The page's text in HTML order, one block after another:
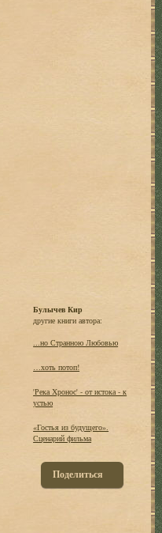
Булычев Кир
другие книги автора:
...но Странною Любовью
…хоть потоп!
'Река Хронос' - от истока - к
устью
«Гостья из будущего».
Сценарий фильма
Поделиться